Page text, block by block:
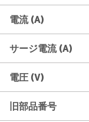
電流 (A)
サージ電流 (A)
電圧 (V)
旧部品番号